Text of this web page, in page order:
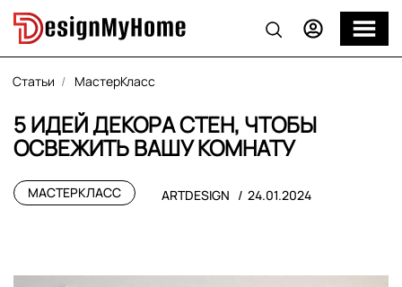
Статьи МастерКласс
5 ИДЕЙ ДЕКОРА СТЕН, ЧТОБЫ
ОСВЕЖИТЬ ВАШУ КОМНАТУ
МАСТЕРКЛАСС ARTDESIGN 24.01.2024